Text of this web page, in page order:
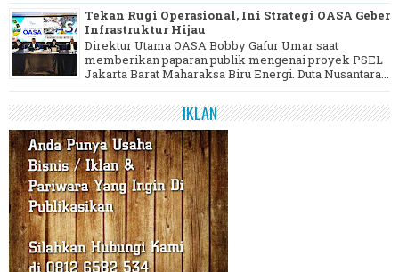
Tekan Rugi Operasional, Ini Strategi OASA Geber
Infrastruktur Hijau
Direktur Utama OASA Bobby Gafur Umar saat
memberikan paparan publik mengenai proyek PSEL
Jakarta Barat Maharaksa Biru Energi. Duta Nusantara...
IKLAN